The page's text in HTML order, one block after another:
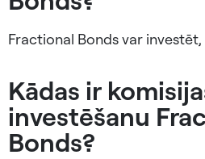
Fractional Bonds var
Kādas ir
investēšanu
Bonds?